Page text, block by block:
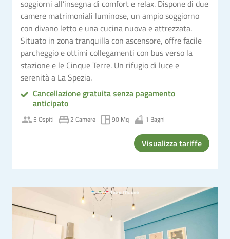
soggiorni all’insegna di comfort e relax. Dispone di due
camere matrimoniali luminose, un ampio soggiorno
con divano letto e una cucina nuova e attrezzata.
Situato in zona tranquilla con ascensore, offre facile
parcheggio e ottimi collegamenti con bus verso la
stazione e le Cinque Terre. Un rifugio di luce e
serenità a La Spezia.
Cancellazione gratuita senza pagamento
anticipato
5 Ospiti 2 Camere 90 Mq 1 Bagni
Visualizza tariffe